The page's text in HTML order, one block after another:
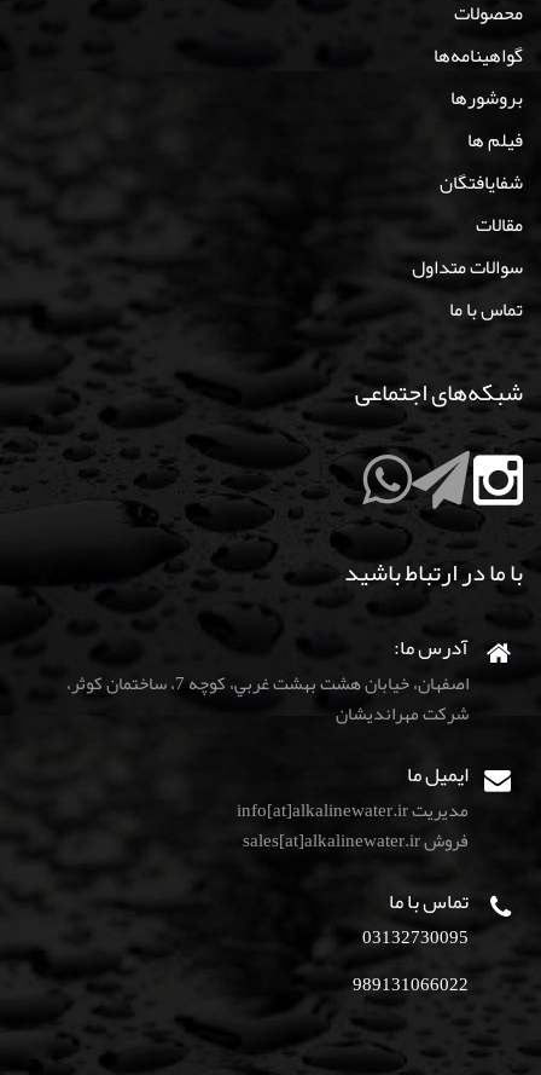
محصولات
گواهینامه‌ها
بروشورها
فیلم ها
شفایافتگان
مقالات
سوالات متداول
تماس با ما
شبکه‌های اجتماعی
با ما در ارتباط باشید
آدرس ما:
اصفهان، خيابان هشت بهشت غربي، كوچه 7، ساختمان كوثر،
شركت مهرانديشان
ایمیل ما
مدیریت info[at]alkalinewater.ir
فروش sales[at]alkalinewater.ir
تماس با ما
03132730095
989131066022